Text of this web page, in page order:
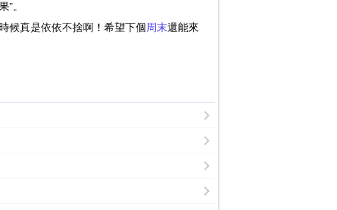
。
候真是依依不捨啊！希望下個 周末還能來